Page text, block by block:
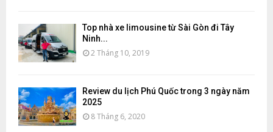
Top nhà xe limousine từ Sài Gòn đi Tây
Ninh...
2 Tháng 10, 2019
Review du lịch Phú Quốc trong 3 ngày năm
2025
8 Tháng 6, 2020